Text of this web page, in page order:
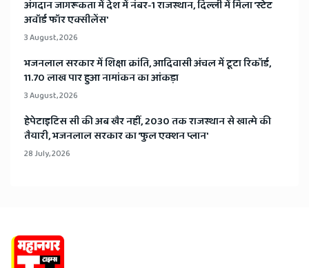
अंगदान जागरूकता में देश में नंबर-1 राजस्थान, दिल्ली में मिला 'स्टेट
अवॉर्ड फॉर एक्सीलेंस'
3 August, 2026
भजनलाल सरकार में शिक्षा क्रांति, आदिवासी अंचल में टूटा रिकॉर्ड,
11.70 लाख पार हुआ नामांकन का आंकड़ा
3 August, 2026
हेपेटाइटिस सी की अब खैर नहीं, 2030 तक राजस्थान से खात्मे की
तैयारी, भजनलाल सरकार का 'फुल एक्शन प्लान'
28 July, 2026